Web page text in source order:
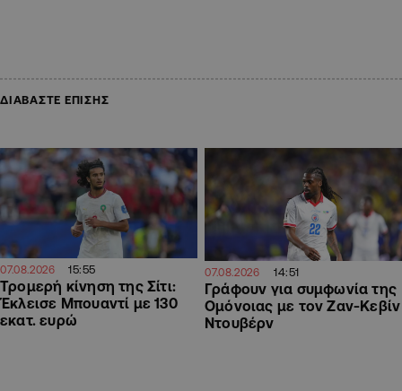
ΔΙΑΒΑΣΤΕ ΕΠΙΣΗΣ
07.08.2026 15:55
Τρομερή κίνηση της Σίτι:
Έκλεισε Μπουαντί με 130
εκατ. ευρώ
07.08.2026 14:51
Γράφουν για συμφωνία της
Ομόνοιας με τον Ζαν-Κεβίν
Ντουβέρν